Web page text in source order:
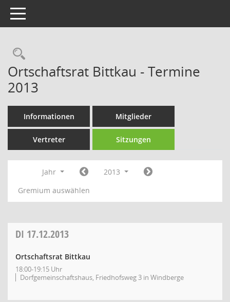
Toggle navigation
Rechercheauswahl
Ortschaftsrat Bittkau - Termine
2013
Informationen Mitglieder
Vertreter Sitzungen
Jahr
2013
Gremium auswählen
DI 17.12.2013
Ortschaftsrat Bittkau
18:00-19:15 Uhr
Dorfgemeinschaftshaus, Friedhofsweg 3 in Windberge